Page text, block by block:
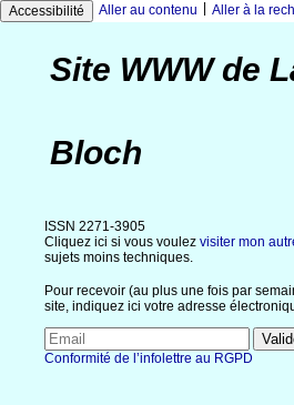
Accessibilité Aller au contenu Aller à la
Site WWW de
Bloch
ISSN 2271-3905
Cliquez ici si vous voulez visiter mon
sujets moins techniques.
Pour recevoir (au plus une fois par
site, indiquez ici votre adresse
Conformité de l’infolettre au RGPD